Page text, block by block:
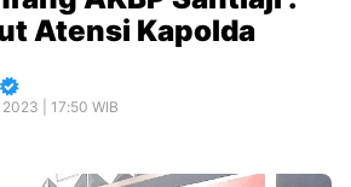
Atensi Kapolda
| 17:50 WIB